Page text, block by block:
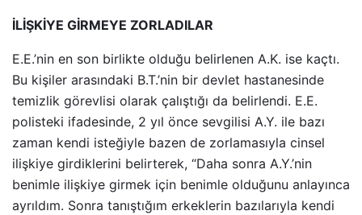
İLİŞKİYE GİRMEYE ZORLADILAR
E.E.’nin en son birlikte olduğu belirlenen A.K. ise kaçtı.
Bu kişiler arasındaki B.T.’nin bir devlet hastanesinde
temizlik görevlisi olarak çalıştığı da belirlendi. E.E.
polisteki ifadesinde, 2 yıl önce sevgilisi A.Y. ile bazı
zaman kendi isteğiyle bazen de zorlamasıyla cinsel
ilişkiye girdiklerini belirterek, “Daha sonra A.Y.’nin
benimle ilişkiye girmek için benimle olduğunu anlayınca
ayrıldım. Sonra tanıştığım erkeklerin bazılarıyla kendi